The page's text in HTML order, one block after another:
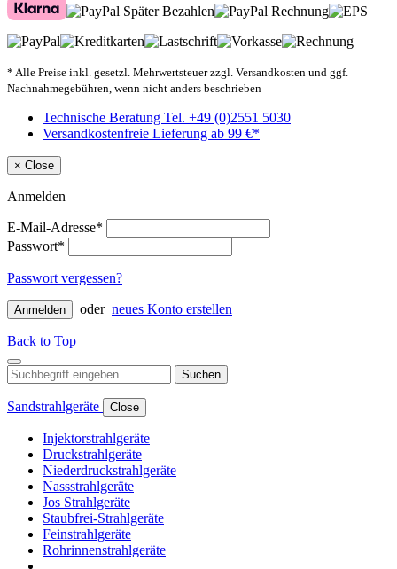
* Alle Preise inkl. gesetzl. Mehrwertsteuer zzgl. Versandkosten und ggf.
Nachnahmegebühren, wenn nicht anders beschrieben
Technische Beratung Tel. +49 (0)2551 5030
Versandkostenfreie Lieferung ab 99 €*
× Close
Anmelden
E-Mail-Adresse*
Passwort*
Passwort vergessen?
Anmelden oder neues Konto erstellen
Back to Top
Suchen
Sandstrahlgeräte Close
Injektorstrahlgeräte
Druckstrahlgeräte
Niederdruckstrahlgeräte
Nassstrahlgeräte
Jos Strahlgeräte
Staubfrei-Strahlgeräte
Feinstrahlgeräte
Rohrinnenstrahlgeräte